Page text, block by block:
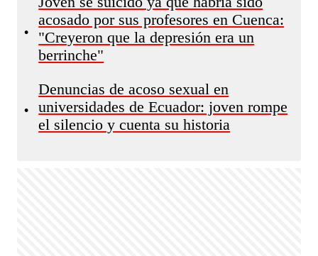
•
acosado por sus profesores en Cuenca:
"Creyeron que la depresión era un
berrinche"
•
Denuncias de acoso sexual en
universidades de Ecuador: joven rompe
el silencio y cuenta su historia